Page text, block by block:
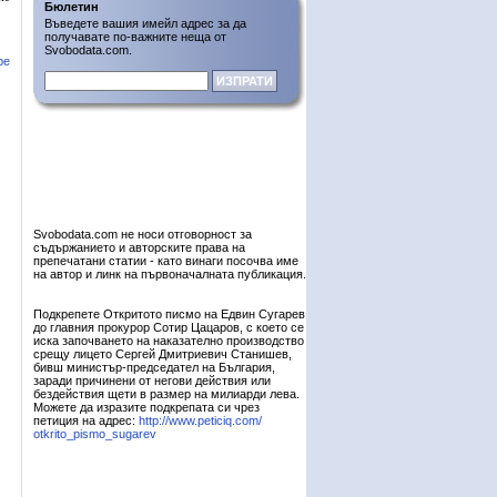
Бюлетин
Въведете вашия имейл адрес за да
получавате по-важните неща от
Svobodata.com.
Svobodata.com не носи отговорност за
съдържанието и авторските права на
препечатани статии - като винаги посочва име
на автор и линк на първоначалната публикация.
Подкрепете Откритото писмо на Едвин Сугарев
до главния прокурор Сотир Цацаров, с което се
иска започването на наказателно производство
срещу лицето Сергей Дмитриевич Станишев,
бивш министър-председател на България,
заради причинени от негови действия или
бездействия щети в размер на милиарди лева.
Можете да изразите подкрепата си чрез
петиция на адрес: http://www.peticiq.com/
otkrito_pismo_sugarev